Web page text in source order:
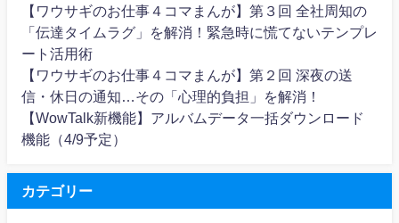
【ワウサギのお仕事４コマまんが】第３回 全社周知の
「伝達タイムラグ」を解消！緊急時に慌てないテンプレ
ート活用術
【ワウサギのお仕事４コマまんが】第２回 深夜の送
信・休日の通知…その「心理的負担」を解消！
【WowTalk新機能】アルバムデータ一括ダウンロード
機能（4/9予定）
カテゴリー